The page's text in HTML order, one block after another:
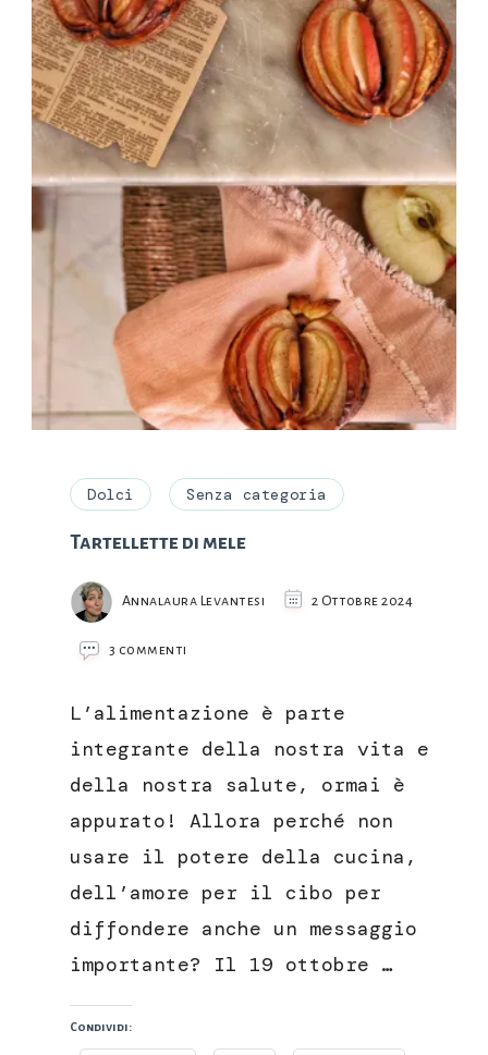
Dolci Senza categoria
Tartellette di mele
Annalaura Levantesi 2 Ottobre 2024
3 commenti
mele
L’alimentazione è parte
integrante della nostra vita e
della nostra salute, ormai è
appurato! Allora perché non
usare il potere della cucina,
dell’amore per il cibo per
diffondere anche un messaggio
importante? Il 19 ottobre …
Condividi: